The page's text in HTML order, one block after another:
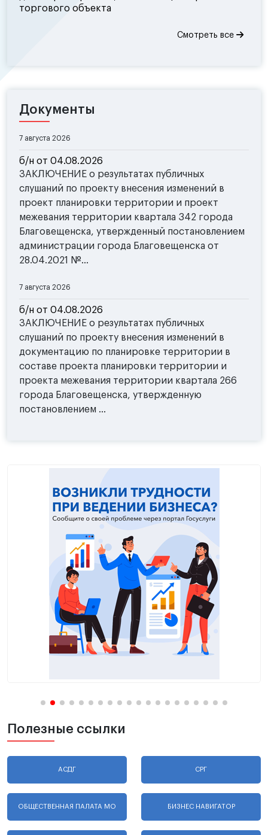
торгового объекта
Смотреть все
Документы
7 августа 2026
б/н от 04.08.2026
ЗАКЛЮЧЕНИЕ о результатах публичных
слушаний по проекту внесения изменений в
проект планировки территории и проект
межевания территории квартала 342 города
Благовещенска, утвержденный постановлением
администрации города Благовещенска от
28.04.2021 №...
7 августа 2026
б/н от 04.08.2026
ЗАКЛЮЧЕНИЕ о результатах публичных
слушаний по проекту внесения изменений в
документацию по планировке территории в
составе проекта планировки территории и
проекта межевания территории квартала 266
города Благовещенска, утвержденную
постановлением ...
Полезные ссылки
АСДГ СРГ
ОБЩЕСТВЕННАЯ ПАЛАТА МО БИЗНЕС НАВИГАТОР